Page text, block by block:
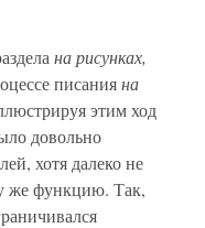
на рисунках,
писанияна
этим ход
довольно
хотя далеко не
же функцию. Так,